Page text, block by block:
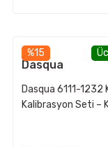
%15
Dasqua
Dasqua 6111-1232
Kalibrasyon Seti –